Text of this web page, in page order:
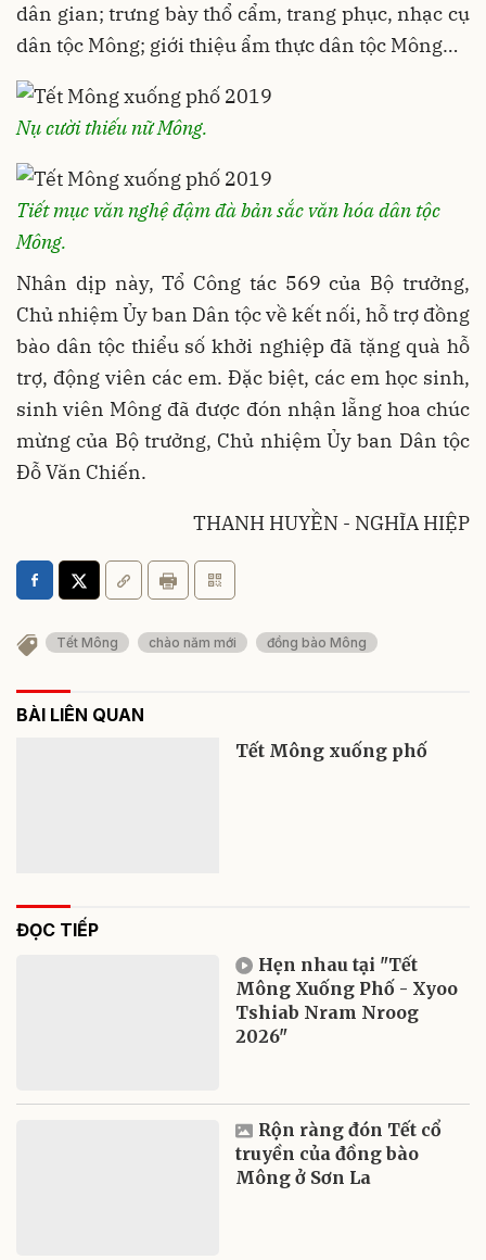
dân gian; trưng bày thổ cẩm, trang phục, nhạc cụ
dân tộc Mông; giới thiệu ẩm thực dân tộc Mông…
Nụ cười thiếu nữ Mông.
Tiết mục văn nghệ đậm đà bản sắc văn hóa dân tộc
Mông.
Nhân dịp này, Tổ Công tác 569 của Bộ trưởng,
Chủ nhiệm Ủy ban Dân tộc về kết nối, hỗ trợ đồng
bào dân tộc thiểu số khởi nghiệp đã tặng quà hỗ
trợ, động viên các em. Đặc biệt, các em học sinh,
sinh viên Mông đã được đón nhận lẵng hoa chúc
mừng của Bộ trưởng, Chủ nhiệm Ủy ban Dân tộc
Đỗ Văn Chiến.
THANH HUYỀN - NGHĨA HIỆP
Tết Mông chào năm mới đồng bào Mông
BÀI LIÊN QUAN
Tết Mông xuống phố
ĐỌC TIẾP
Hẹn nhau tại "Tết
Mông Xuống Phố - Xyoo
Tshiab Nram Nroog
2026"
Rộn ràng đón Tết cổ
truyền của đồng bào
Mông ở Sơn La